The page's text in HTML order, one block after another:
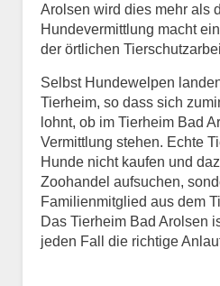
Tier.
Art des Tiers*
Arolsen wird dies mehr als
Hundevermittlung macht
der örtlichen
Selbst Hundewelpen
Tierheim, so dass sich
lohnt, ob im Tierheim Bad
Vermittlung stehen. Echte
Hunde nicht kaufen und
Zoohandel aufsuchen,
Familienmitglied aus dem
Das Tierheim Bad Arolsen
jeden Fall die richtige